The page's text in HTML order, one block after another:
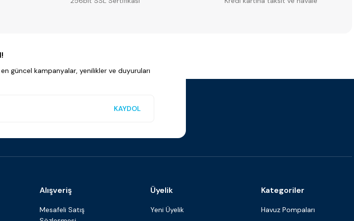
Sepete Ekle
güncel kampanyalar, yenilikler ve duyuruları
KAYDOL
Alışveriş
Mesafeli Satış
Üyelik
Yeni Üyelik
Kategoriler
Havuz Pompaları